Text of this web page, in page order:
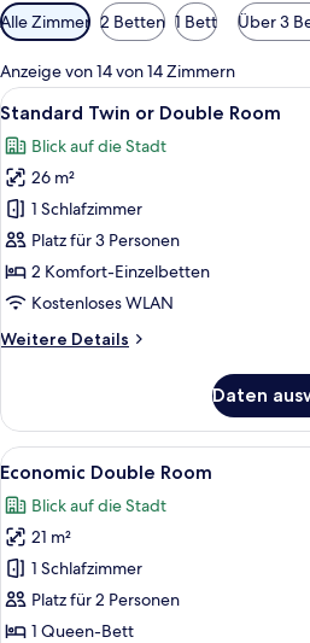
Verfügbare
Filter
für
Zimmer
Alle Zimmer 2 Betten 1 Bett Über 3
Anzeige von 14 von 14 Zimmern
Alle
Fotos
für
Standard
Twin
or
Double
Room
5
Standard Twin or Double Room
Blick auf die Stadt
26 m²
1 Schlafzimmer
Platz für 3 Personen
2 Komfort-Einzelbetten
Kostenloses WLAN
Weitere Details
Weitere
Twin
or
Double
Daten
Alle
Fotos
für
Economic
Double
Room
anzeigen
Ein
5
Economic Double Room
Blick auf die Stadt
21 m²
1 Schlafzimmer
Platz für 2 Personen
1 Queen-Bett